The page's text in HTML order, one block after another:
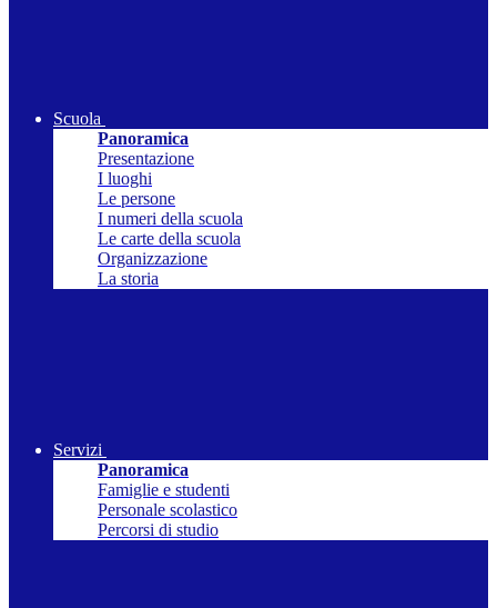
Scuola
Panoramica
Presentazione
I luoghi
Le persone
I numeri della scuola
Le carte della scuola
Organizzazione
La storia
Servizi
Panoramica
Famiglie e studenti
Personale scolastico
Percorsi di studio